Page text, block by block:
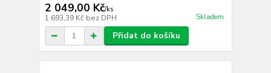
2 049,00 Kč/ks
1 693,39 Kč bez DPH Skladem
Přidat do košíku